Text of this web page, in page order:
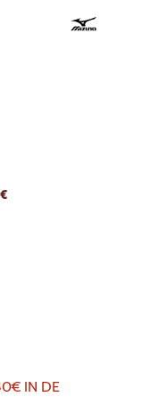
€
IN DE